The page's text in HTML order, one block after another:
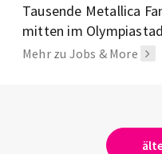
Tausende Metallica
mitten im
Konzert zeigt, wie
Mehr zu Jobs & More